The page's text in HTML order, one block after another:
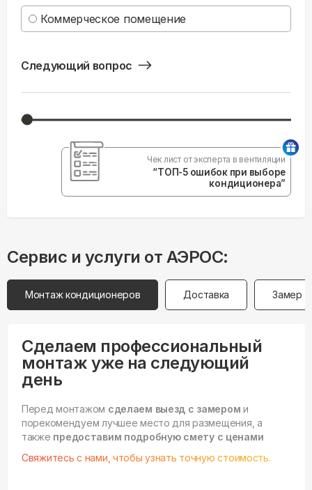
Коммерческое помещение
Следующий вопрос
Чек лист от эксперта в вентиляции
“ТОП-5 ошибок при выборе
кондиционера”
Сервис и услуги от АЭРОС:
Монтаж кондиционеров Доставка Замер
Сделаем профессиональный
монтаж уже на следующий
день
Перед монтажом сделаем выезд с замером и
порекомендуем лучшее место для размещения, а
также предоставим подробную смету с ценами
Свяжитесь с нами, чтобы узнать точную стоимость.